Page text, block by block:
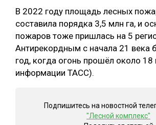
В 2022 году площадь лесных
составила порядка 3,5 млн га, и
пожаров тоже пришлась на 5
Антирекордным с начала 21 века
год, когда огонь прошёл около 18
информации ТАСС).
Подпишитесь на новостной
"Лесной комплекс"